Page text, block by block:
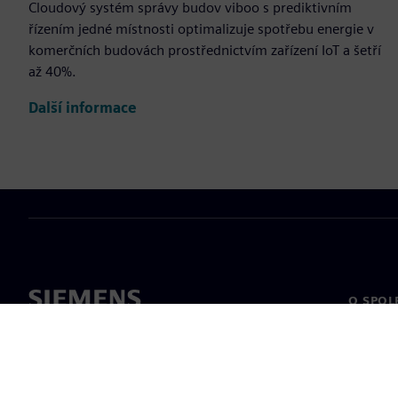
Cloudový systém správy budov viboo s prediktivním
řízením jedné místnosti optimalizuje spotřebu energie v
komerčních budovách prostřednictvím zařízení IoT a šetří
až 40%.
Další informace
O